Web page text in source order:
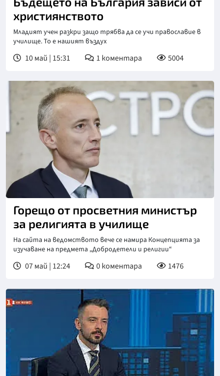
християнството
Младият учен разкри защо трябва да се учи православие в
училище. То е нашият въздух
10 май | 15:31 1 коментара 5004
Горещо от просветния министър
за религията в училище
На сайта на ведомството вече се намира Концепцията за
изучаване на предмета „Добродетели и религии“
07 май | 12:24 0коментара 1476